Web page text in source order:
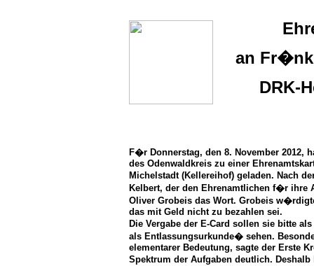
an
DRK-
F�r Donnerstag, den 8. November 2012,
des Odenwaldkreis zu einer
Michelstadt (Kellereihof) geladen. Nach
Kelbert, der den Ehrenamtlichen f�r ihre
Oliver Grobeis das Wort. Grobeis
das mit Geld nicht zu bezahlen sei.
Die Vergabe der E-Card sollen sie bitte
als Entlassungsurkunde� sehen.
elementarer Bedeutung, sagte der Erste
Spektrum der Aufgaben deutlich.